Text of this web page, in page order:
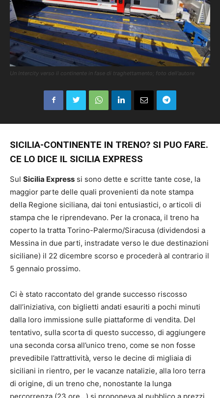
Un Intercity verso il continente in fase di traghettamento; foto dell'autore
SICILIA-CONTINENTE IN TRENO? SI PUO FARE.
CE LO DICE IL SICILIA EXPRESS
Sul Sicilia Express si sono dette e scritte tante cose, la
maggior parte delle quali provenienti da note stampa
della Regione siciliana, dai toni entusiastici, o articoli di
stampa che le riprendevano. Per la cronaca, il treno ha
coperto la tratta Torino-Palermo/Siracusa (dividendosi a
Messina in due parti, instradate verso le due destinazioni
siciliane) il 22 dicembre scorso e procederà al contrario il
5 gennaio prossimo.
Ci è stato raccontato del grande successo riscosso
dall’iniziativa, con biglietti andati esauriti a pochi minuti
dalla loro immissione sulle piattaforme di vendita. Del
tentativo, sulla scorta di questo successo, di aggiungere
una seconda corsa all’unico treno, come se non fosse
prevedibile l’attrattività, verso le decine di migliaia di
siciliani in rientro, per le vacanze natalizie, alla loro terra
di origine, di un treno che, nonostante la lunga
percorrenza (23 ore…) si proponeva al pubblico a prezzi